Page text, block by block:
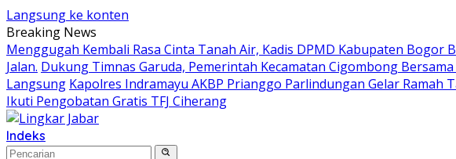
Langsung ke konten
Breaking News
Menggugah Kembali Rasa Cinta Tanah Air, Kadis DPMD Kabupaten
Jalan. Dukung Timnas Garuda, Pemerintah Kecamatan Cigombong
Langsung Kapolres Indramayu AKBP Prianggo Parlindungan Gelar Ramah
Ikuti Pengobatan Gratis TFJ Ciherang
Indeks